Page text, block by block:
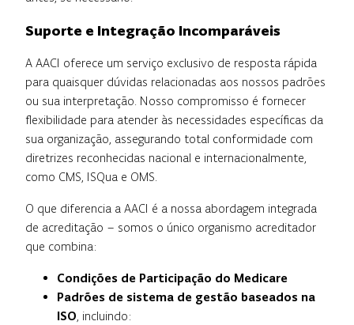
Suporte e Integração Incomparáveis
A AACI oferece um serviço exclusivo de resposta rápida
para quaisquer dúvidas relacionadas aos nossos padrões
ou sua interpretação. Nosso compromisso é fornecer
flexibilidade para atender às necessidades específicas da
sua organização, assegurando total conformidade com
diretrizes reconhecidas nacional e internacionalmente,
como CMS, ISQua e OMS.
O que diferencia a AACI é a nossa abordagem integrada
de acreditação – somos o único organismo acreditador
que combina:
Condições de Participação do Medicare
Padrões de sistema de gestão baseados na
ISO, incluindo: